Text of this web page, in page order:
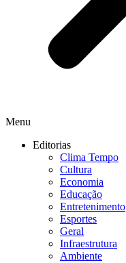
Menu
Editorias
Clima Tempo
Cultura
Economia
Educação
Entretenimento
Esportes
Geral
Infraestrutura
Ambiente